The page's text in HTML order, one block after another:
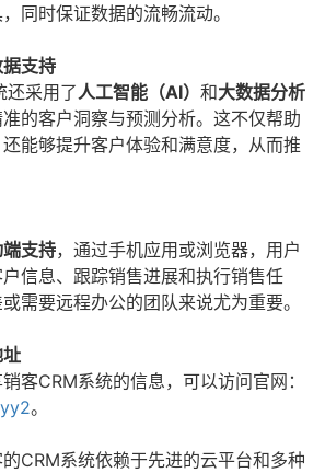
同时保证数据的流畅流动。
支持
还采用了人工智能（AI） 和大数据分析
的客户洞察与预测分析。这不仅帮助
能够提升客户体验和满意度，从而推
支持，通过手机应用或浏览器，用户
信息、跟踪销售进展和执行销售任
需要远程办公的团队来说尤为重要。
客CRM系统的信息，可以访问官网：
。
CRM系统依赖于先进的云平台和多种